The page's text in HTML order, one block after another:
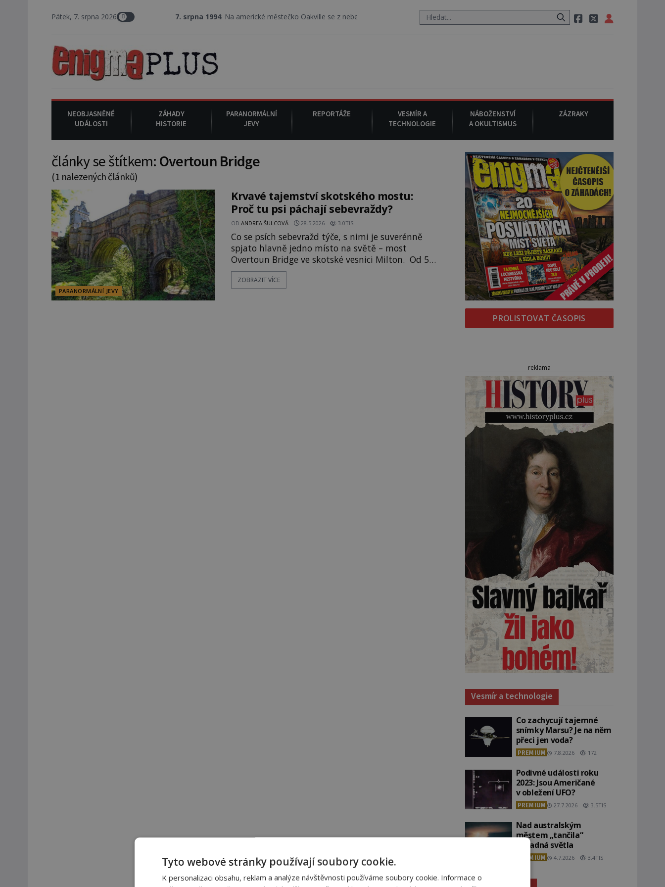
Pátek, 7. srpna 2026 7. srpna 1994: Na americké městečko Oakville se z nebe snáší podivná rosolovitá látka neznámého původu. : Na americké městečko
NEOBJASNĚNÉ
UDÁLOSTI
ZÁHADY
HISTORIE
PARANORMÁLNÍ
JEVY
REPORTÁŽE
VESMÍR A
TECHNOLOGIE
NÁBOŽENSTVÍ
A OKULTISMUS
ZÁZRAKY
články se štítkem: Overtoun Bridge
(1 nalezených článků)
PARANORMÁLNÍ JEVY
Krvavé tajemství skotského mostu:
Proč tu psi páchají sebevraždy?
ODANDREA ŠULCOVÁ 28.5.2026 3.0TIS
Co se psích sebevražd týče, s nimi je suverénně
spjato hlavně jedno místo na světě – most
Overtoun Bridge ve skotské vesnici Milton. Od 50.
let minulého století zde spáchá sebevraždu
minimálně 50 psů – takových, kteří jsou zcela
ZOBRAZIT VÍCE
PROLISTOVAT ČASOPIS
reklama
Vesmír a technologie
Co zachycují tajemné
snímky Marsu? Je na něm
přeci jen voda?
PREMIUM 7.8.2026 172
Podivné události roku
2023: Jsou Američané
v obležení UFO?
PREMIUM 27.7.2026 3.5TIS
Nad australským
městem „tančila“
záhadná světla
PREMIUM 4.7.2026 3.4TIS
Tyto webové stránky používají soubory cookie.
K personalizaci obsahu, reklam a analýze návštěvnosti používáme soubory cookie. Informace o